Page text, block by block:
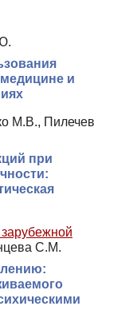
и
М.В., Пилечев
при
С.М.